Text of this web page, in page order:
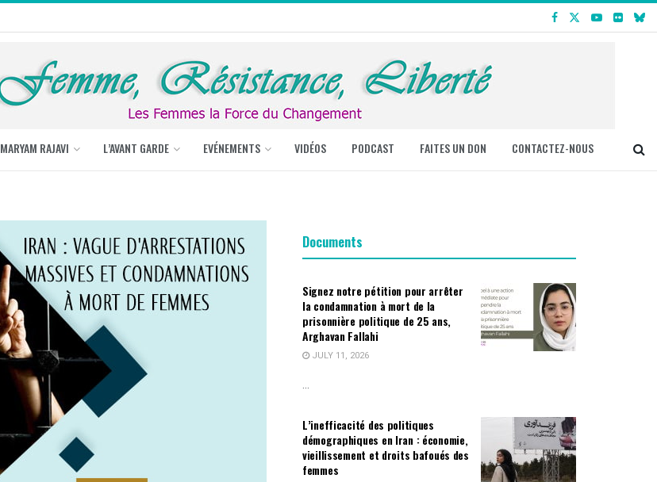
MARYAM RAJAVI L’AVANT GARDE EVÉNEMENTS VIDÉOS PODCAST FAITES UN DON CONTACTEZ-NOUS
Documents
Signez notre pétition pour arrêter
la condamnation à mort de la
prisonnière politique de 25 ans,
Arghavan Fallahi
JULY 11, 2026
L’inefficacité des politiques
démographiques en Iran : économie,
vieillissement et droits bafoués des
femmes